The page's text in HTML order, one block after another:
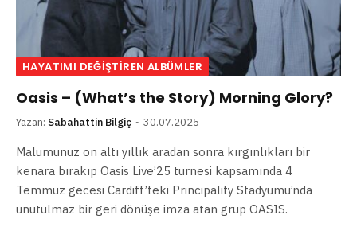
HAYATIMI DEĞIŞTIREN ALBÜMLER
Oasis – (What’s the Story) Morning Glory?
Yazan: Sabahattin Bilgiç 30.07.2025
Malumunuz on altı yıllık aradan sonra kırgınlıkları bir
kenara bırakıp Oasis Live’25 turnesi kapsamında 4
Temmuz gecesi Cardiff’teki Principality Stadyumu’nda
unutulmaz bir geri dönüşe imza atan grup OASIS.